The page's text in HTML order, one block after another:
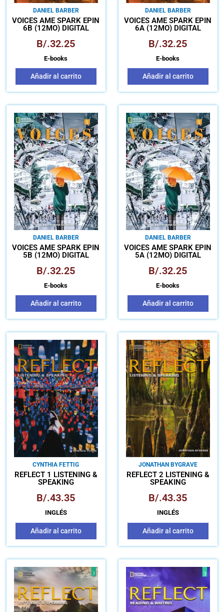
DANIEL BARBER
VOICES AME SPARK EPIN
6B (12MO) DIGITAL
B/.32.25
E-books
Añadir al carrito
DANIEL BARBER
VOICES AME SPARK EPIN
6A (12MO) DIGITAL
B/.32.25
E-books
Añadir al carrito
DANIEL BARBER
VOICES AME SPARK EPIN
5B (12MO) DIGITAL
B/.32.25
E-books
Añadir al carrito
DANIEL BARBER
VOICES AME SPARK EPIN
5A (12MO) DIGITAL
B/.32.25
E-books
Añadir al carrito
CYNTHIA FETTIG
REFLECT 1 LISTENING &
SPEAKING
B/.43.35
INGLÉS
Añadir al carrito
JONATHAN BYGRAVE
REFLECT 2 LISTENING &
SPEAKING
B/.43.35
INGLÉS
Añadir al carrito